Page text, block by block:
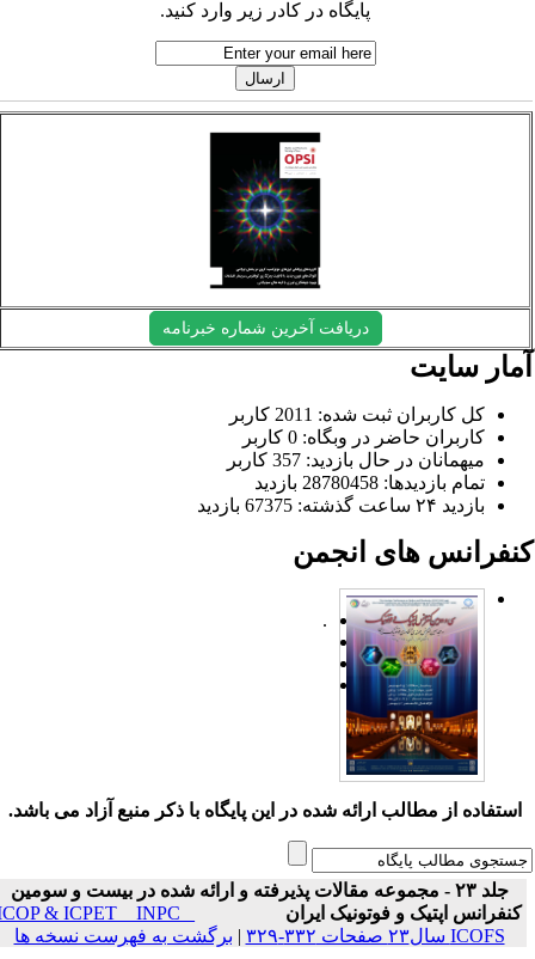
پایگاه در کادر زیر وارد کنید.
دریافت آخرین شماره خبرنامه
سایت
کل کاربران ثبت شده: 2011 کاربر
کاربران حاضر در وبگاه: 0 کاربر
میهمانان در حال بازدید: 357 کاربر
تمام بازدید‌ها: 28780458 بازدید
بازدید ۲۴ ساعت گذشته: 67375 بازدید
های انجمن
.
استفاده از مطالب ارائه شده در این پایگاه با ذکر منبع آزاد می باشد.
جلد ۲۳ - مجموعه مقالات پذیرفته و ارائه شده در بیست و سومین
کنفرانس اپتیک و فوتونیک ایران
ICOP & ICPET _ INPC _
ICOFS سال۲۳ صفحات ۳۳۲-۳۲۹
|برگشت به فهرست نسخه ها